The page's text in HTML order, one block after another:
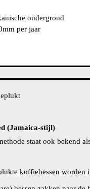
ondergrond
per jaar
(Jamaica-stijl)
staat ook bekend
koffiebessen worden